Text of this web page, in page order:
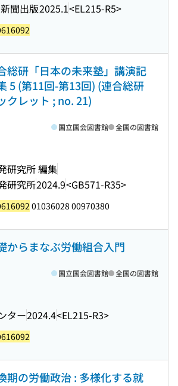
聞出版2025.1<EL215-R5>
総研「日本の未来塾」講演記
5 (第11回-第13回) (連合総研
クレット ; no. 21)
研究所 編集
研究所2024.9<GB571-R35>
国立国会図書館 全国の図書館
01036028 00970380
からまなぶ労働組合入門
ター2024.4<EL215-R3>
国立国会図書館 全国の図書館
期の労働政治 : 多様化する就